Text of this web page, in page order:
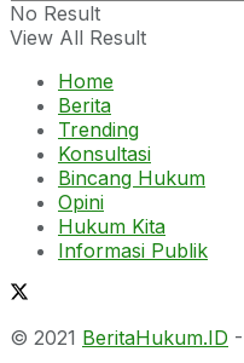
No Result
View All Result
Home
Berita
Trending
Konsultasi
Bincang Hukum
Opini
Hukum Kita
Informasi Publik
© 2021 BeritaHukum.ID